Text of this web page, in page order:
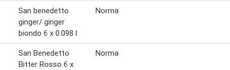
San benedetto
ginger/ ginger
biondo 6 x 0.098 l
Norma
San Benedetto
Bitter Rosso 6 x
Norma